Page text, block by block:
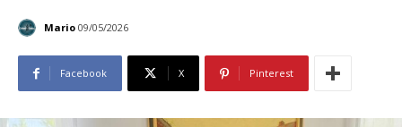
Mario 09/05/2026
Facebook X Pinterest